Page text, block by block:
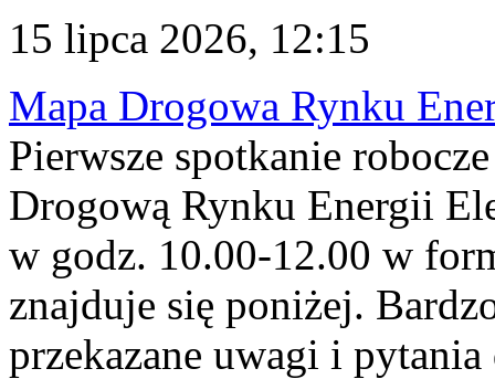
15 lipca 2026, 12:15
Mapa Drogowa Rynku
Pierwsze spotkanie
Drogową Rynku Energii
w godz. 10.00-12.00 w
znajduje się poniżej.
przekazane uwagi i